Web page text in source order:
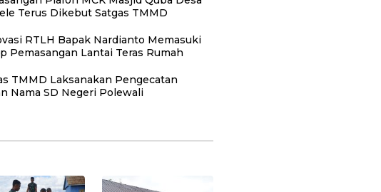
Terus Dikebut Satgas TMMD
RTLH Bapak Nardianto Memasuki
Pemasangan Lantai Teras Rumah
TMMD Laksanakan Pengecatan
Nama SD Negeri Polewali